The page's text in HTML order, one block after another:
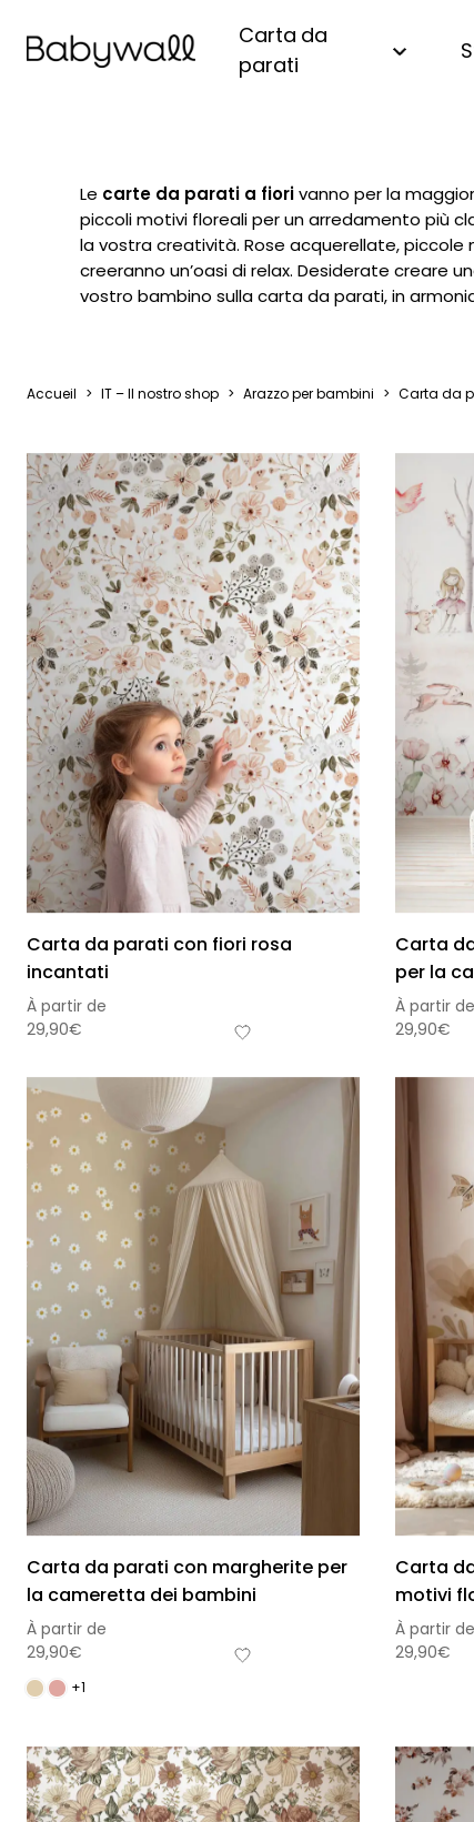
Carta da
parati
Per adulti
Camera da bambina
Camera da bambino
Auto
Adesivo per bambino
Adesivo unisex
Adesivo personalizzabile
Poster per bambini
Poster di astrologia
Poster personalizzato con
nome
Per bambino
Le carte da parati a fiorivanno per la
piccoli motivi floreali per un arredamento più
la vostra creatività. Rose acquerellate,
creeranno un’oasi di relax. Desiderate creare
vostro bambino sulla carta da parati, in
Accueil > IT – Il nostro shop > Arazzo per bambini > Carta da
Carta da parati con fiori rosa
incantati
À partir de
29,90€
Carta
per la
À partir de
29,90€
Carta da parati con margherite per
la cameretta dei bambini
À partir de
29,90€
+1
Carta
motivi
À partir de
29,90€